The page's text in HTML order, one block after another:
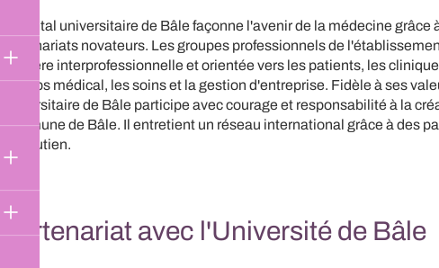
L'Hôpital universitaire de Bâle façonne l'avenir de la médecine grâce
partenariats novateurs. Les groupes professionnels de
manière interprofessionnelle et orientée vers les patients, les
le corps médical, les soins et la gestion d'entreprise. Fidèle à ses
universitaire de Bâle participe avec courage et responsabilité à la
commune de Bâle. Il entretient un réseau international grâce à des
de soutien.
Partenariat avec l'Université de Bâle